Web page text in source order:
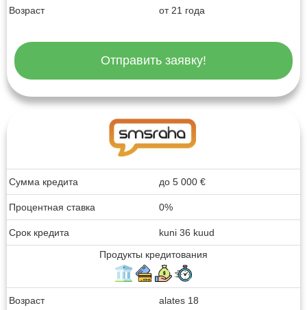
Возраст от 21 года
Отправить заявку!
Сумма кредита до 5 000 €
Процентная ставка 0%
Срок кредита
kuni 36 kuud
Продукты кредитования
Возраст alates 18